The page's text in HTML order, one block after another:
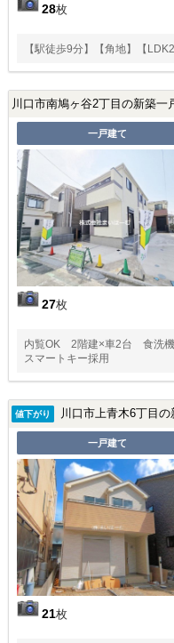
28枚
【駅徒歩9分】【角地】【
川口市南鳩ヶ谷2丁目の新築一
一戸建て
27枚
内覧OK 2階建×車2台 食洗
スマートキー採用
値下がり 川口市上青木6丁目
一戸建て
21枚